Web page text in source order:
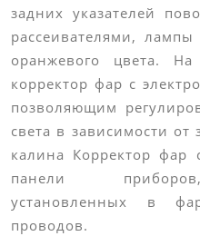
задних указателей
рассеивателями,
оранжевого цвета. На
корректор фар с
позволяющим
света в зависимости от
калина Корректор фар
панели
установленных в
проводов.